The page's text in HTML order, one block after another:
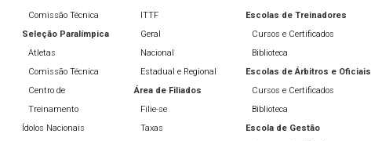
Comissão Técnica
Seleção Paralímpica
Atletas
Comissão Técnica
Centro de
Treinamento
Ídolos Nacionais
ITTF
Geral
Nacional
Estadual e Regional
Área de Filiados
Filie-se
Taxas
Escolas de Treinadores
Cursos e Certificados
Biblioteca
Escolas de Árbitros e Oficiais
Cursos e Certificados
Biblioteca
Escola de Gestão